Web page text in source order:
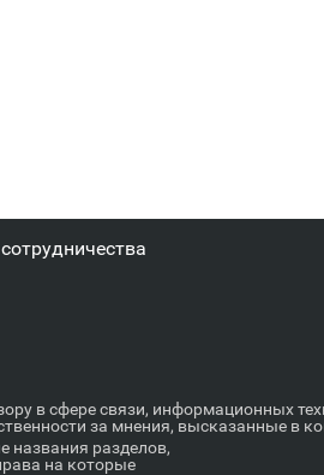
в сфере связи, информационных
за мнения, высказанные в
названия разделов,
на которые